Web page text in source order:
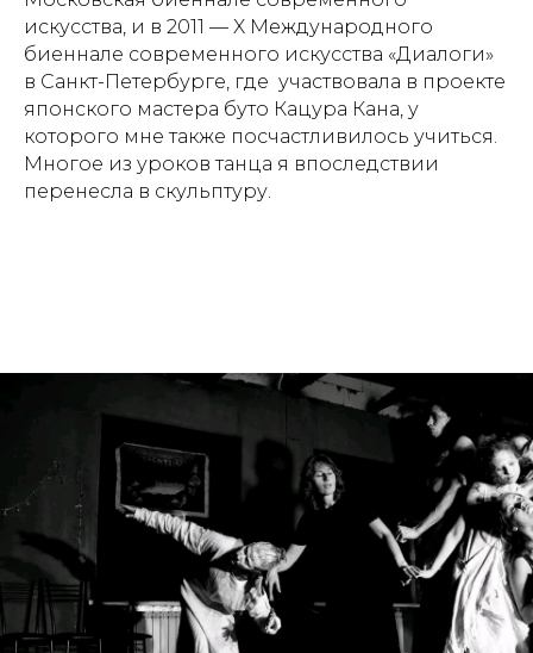
искусства, и в 2011 — X Международного
биеннале современного искусства «Диалоги»
в Санкт-Петербурге, где участвовала в проекте
японского мастера буто Кацура Кана, у
которого мне также посчастливилось учиться.
Многое из уроков танца я впоследствии
перенесла в скульптуру.